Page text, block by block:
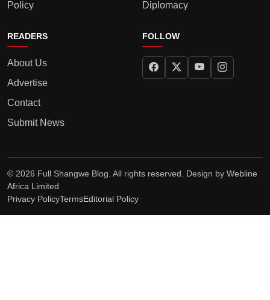
Policy
Diplomacy
READERS
About Us
Advertise
Contact
Submit News
FOLLOW
© 2026 Full Shangwe Blog. All rights reserved. Design by Webline
Africa Limited
Privacy PolicyTermsEditorial Policy